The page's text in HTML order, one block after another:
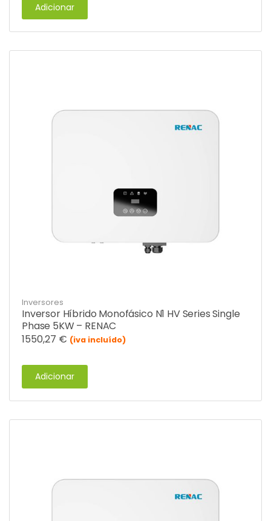
Adicionar
Inversores
Inversor Híbrido Monofásico N1 HV Series Single
Phase 5KW – RENAC
1550,27 € (iva incluído)
Adicionar